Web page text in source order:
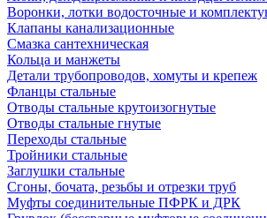
Воронки, лотки водосточные и
Клапаны канализационные
Смазка сантехническая
Кольца и манжеты
Детали трубопроводов, хомуты и крепеж
Фланцы стальные
Отводы стальные крутоизогнутые
Отводы стальные гнутые
Переходы стальные
Тройники стальные
Заглушки стальные
Сгоны, бочата, резьбы и отрезки труб
Муфты соединительные ПФРК и ДРК